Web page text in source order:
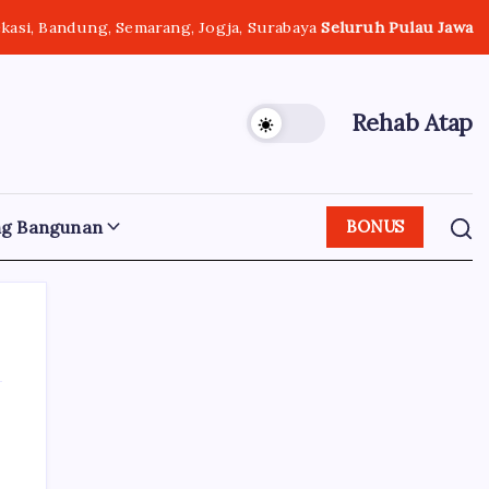
Bandung, Semarang, Jogja, SurabayaSeluruh Pulau Jawa
Rehab Atap
Bangunan BONUS